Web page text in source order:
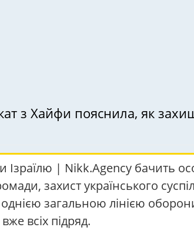
з Хайфи пояснила, як
| Nikk.Agency бачить
захист українського
загальною лінією
всіх підряд.